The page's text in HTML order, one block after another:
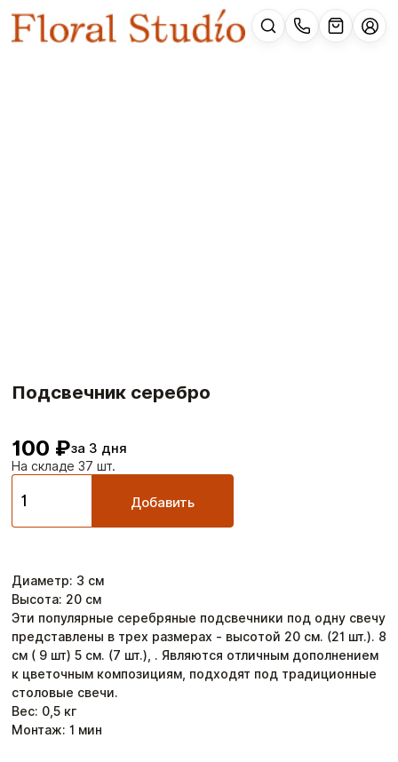
Подсвечник серебро
100 ₽за 3 дня
На складе 37 шт.
Добавить
Диаметр: 3 см
Высота: 20 см
Эти популярные серебряные подсвечники под одну свечу
представлены в трех размерах - высотой 20 см. (21 шт.). 8
см ( 9 шт) 5 см. (7 шт.), . Являются отличным дополнением
к цветочным композициям, подходят под традиционные
столовые свечи.
Вес: 0,5 кг
Монтаж: 1 мин